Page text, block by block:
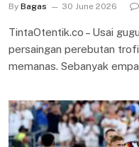
By Bagas 30 June 2026
TintaOtentik.co – Usai
persaingan perebutan
memanas. Sebanyak